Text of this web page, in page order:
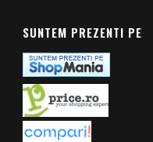
SUNTEM PREZENTI PE